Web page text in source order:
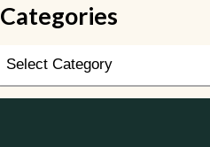
Categories